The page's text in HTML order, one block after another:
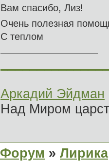
Вам спасибо, Лиз!
Очень полезная
С теплом
Аркадий Эйдман
Над Миром
Форум » Лирика